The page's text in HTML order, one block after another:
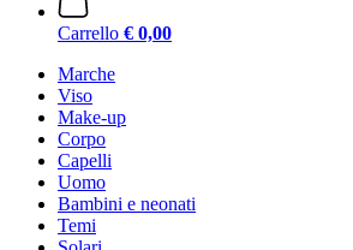
Carrello € 0,00
Marche
Viso
Make-up
Corpo
Capelli
Uomo
Bambini e neonati
Temi